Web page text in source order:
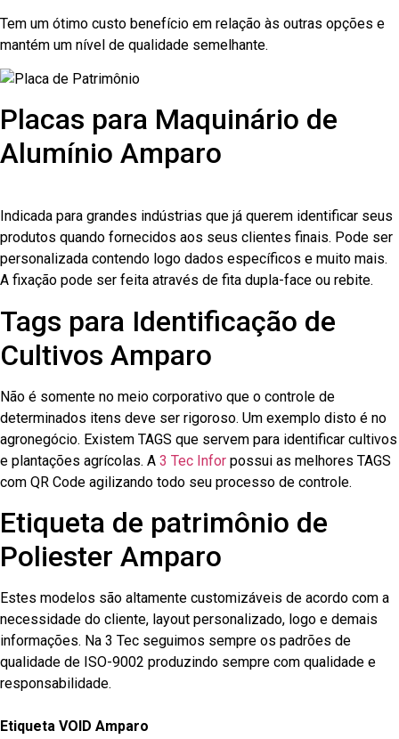
Tem um ótimo custo benefício em relação às outras opções e
mantém um nível de qualidade semelhante.
Placas para Maquinário de
Alumínio Amparo
Indicada para grandes indústrias que já querem identificar seus
produtos quando fornecidos aos seus clientes finais. Pode ser
personalizada contendo logo dados específicos e muito mais.
A fixação pode ser feita através de fita dupla-face ou rebite.
Tags para Identificação de
Cultivos Amparo
Não é somente no meio corporativo que o controle de
determinados itens deve ser rigoroso. Um exemplo disto é no
agronegócio. Existem TAGS que servem para identificar cultivos
e plantações agrícolas. A 3 Tec Infor possui as melhores TAGS
com QR Code agilizando todo seu processo de controle.
Etiqueta de patrimônio de
Poliester Amparo
Estes modelos são altamente customizáveis de acordo com a
necessidade do cliente, layout personalizado, logo e demais
informações. Na 3 Tec seguimos sempre os padrões de
qualidade de ISO-9002 produzindo sempre com qualidade e
responsabilidade.
Etiqueta VOID Amparo